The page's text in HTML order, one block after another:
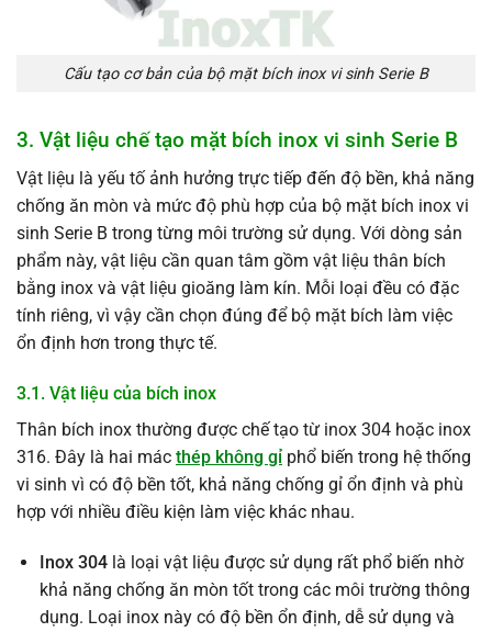
Cấu tạo cơ bản của bộ mặt bích inox vi sinh Serie B
3. Vật liệu chế tạo mặt bích inox vi sinh Serie B
Vật liệu là yếu tố ảnh hưởng trực tiếp đến độ bền, khả năng
chống ăn mòn và mức độ phù hợp của bộ mặt bích inox vi
sinh Serie B trong từng môi trường sử dụng. Với dòng sản
phẩm này, vật liệu cần quan tâm gồm vật liệu thân bích
bằng inox và vật liệu gioăng làm kín. Mỗi loại đều có đặc
tính riêng, vì vậy cần chọn đúng để bộ mặt bích làm việc
ổn định hơn trong thực tế.
3.1. Vật liệu của bích inox
Thân bích inox thường được chế tạo từ inox 304 hoặc inox
316. Đây là hai mác thép không gỉ phổ biến trong hệ thống
vi sinh vì có độ bền tốt, khả năng chống gỉ ổn định và phù
hợp với nhiều điều kiện làm việc khác nhau.
Inox 304là loại vật liệu được sử dụng rất phổ biến nhờ
khả năng chống ăn mòn tốt trong các môi trường thông
dụng. Loại inox này có độ bền ổn định, dễ sử dụng và